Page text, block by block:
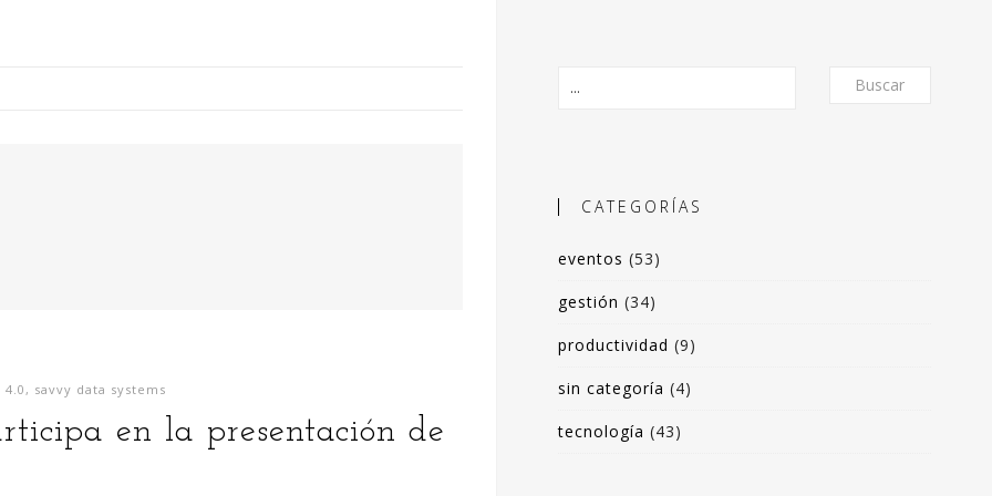
Busco ofrecer un formato de micro-posts que
narren mis experiencias en torno a la
análisis de datos. Desde herramientas de apoyo
4.0 , savvy data systems
en la presentación de
Buscar
CATEGORÍAS
eventos (53)
gestión (34)
productividad (9)
sin categoría (4)
tecnología (43)